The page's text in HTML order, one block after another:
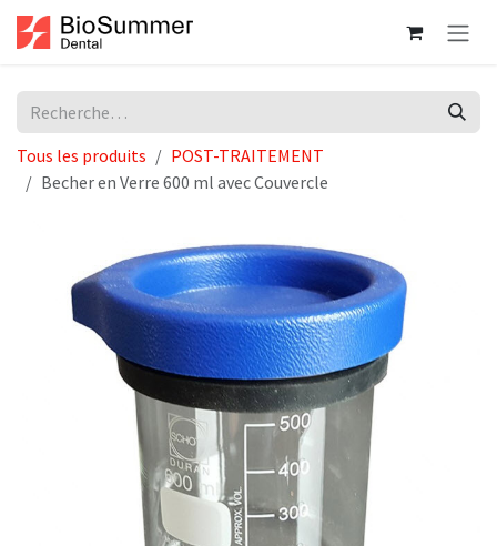
Se rendre au contenu
Tous les produits
POST-TRAITEMENT
Becher en Verre 600 ml avec Couvercle